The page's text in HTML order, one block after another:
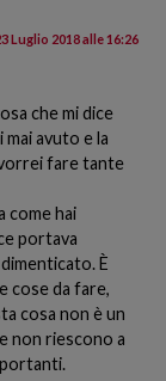
Luglio 2018 alle 16:26
che mi dice
mai avuto e la
fare tante
come hai
portava
È
cose da fare,
cosa non è un
non riescono a